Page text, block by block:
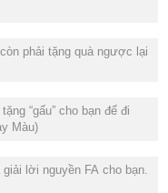
phải tặng quà ngược lại
“gấu” cho bạn để đi
Màu)
lời nguyền FA cho bạn.